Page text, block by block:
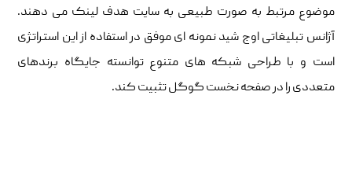
موضوع مرتبط به صورت طبیعی به سایت هدف لینک می دهند.
آژانس تبلیغاتی اوج شید نمونه ای موفق در استفاده از این استراتژی
است و با طراحی شبکه های متنوع توانسته جایگاه برندهای
متعددی را در صفحه نخست گوگل تثبیت کند.